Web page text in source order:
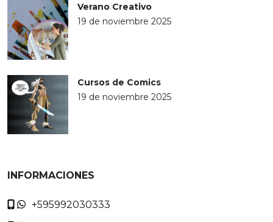
Verano Creativo
19 de noviembre 2025
Cursos de Comics
19 de noviembre 2025
INFORMACIONES
+595992030333